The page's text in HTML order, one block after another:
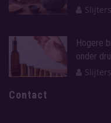
Hogere
onder
Contact